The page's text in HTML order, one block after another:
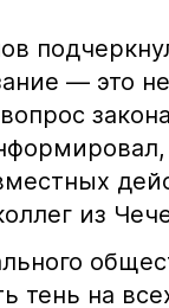
— это
из
тень на